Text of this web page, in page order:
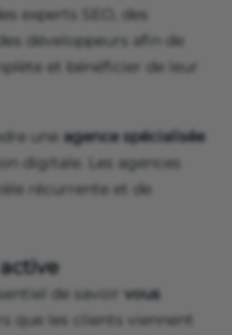
experts SEO, des
développeurs afin de
et bénéficier de leur
une agence spécialisée
digitale. Les agences
récurrente et de
de savoir vous
que les clients viennent